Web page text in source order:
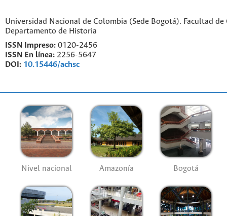
Universidad Nacional de Colombia (Sede Bogotá). Facultad de
Departamento de Historia
ISSN Impreso: 0120-2456
ISSN En línea: 2256-5647
DOI: 10.15446/achsc
Nivel nacional Amazonía Bogotá